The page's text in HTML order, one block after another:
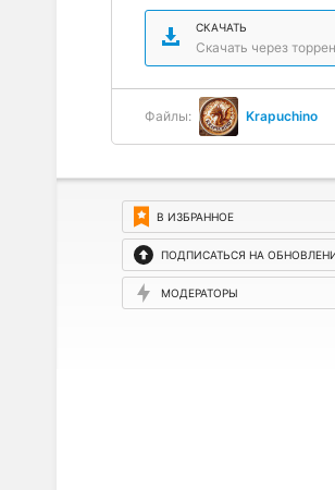
СКАЧАТЬ
Скачать через
Файлы: Krapuchino
В ИЗБРАННОЕ
ПОДПИСАТЬСЯ НА
МОДЕРАТОРЫ